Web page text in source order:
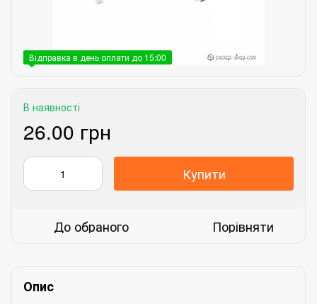
Відправка в день оплати до 15:00
В наявності
26.00 грн
Купити
До обраного Порівняти
Опис